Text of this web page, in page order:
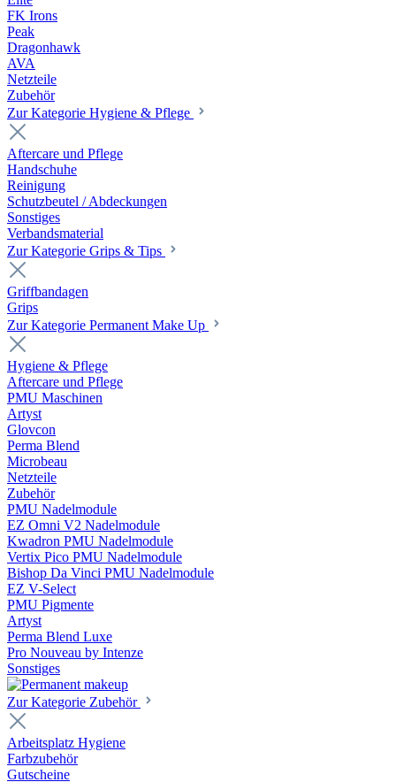
FK Irons
Peak
Dragonhawk
AVA
Netzteile
Zubehör
Zur Kategorie Hygiene & Pflege
Aftercare und Pflege
Handschuhe
Reinigung
Schutzbeutel / Abdeckungen
Sonstiges
Verbandsmaterial
Zur Kategorie Grips & Tips
Griffbandagen
Grips
Zur Kategorie Permanent Make Up
Hygiene & Pflege
Aftercare und Pflege
PMU Maschinen
Artyst
Glovcon
Perma Blend
Microbeau
Netzteile
Zubehör
PMU Nadelmodule
EZ Omni V2 Nadelmodule
Kwadron PMU Nadelmodule
Vertix Pico PMU Nadelmodule
Bishop Da Vinci PMU Nadelmodule
EZ V-Select
PMU Pigmente
Artyst
Perma Blend Luxe
Pro Nouveau by Intenze
Sonstiges
Zur Kategorie Zubehör
Arbeitsplatz Hygiene
Farbzubehör
Gutscheine